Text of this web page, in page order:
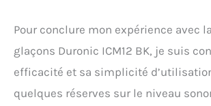
Pour conclure mon expérience avec
glaçons Duronic ICM12 BK, je suis
efficacité et sa simplicité
quelques réserves sur le niveau